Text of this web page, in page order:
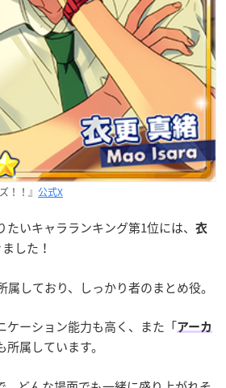
！！』 公式X
たいキャラランキング第1位には、
衣
した！
しており、しっかり者のまとめ役。
ケーション能力も高く、また「アーカ
所属しています。